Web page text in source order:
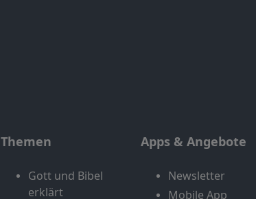
Themen
Gott und Bibel
erklärt
Apps & Angebote
Newsletter
Mobile App